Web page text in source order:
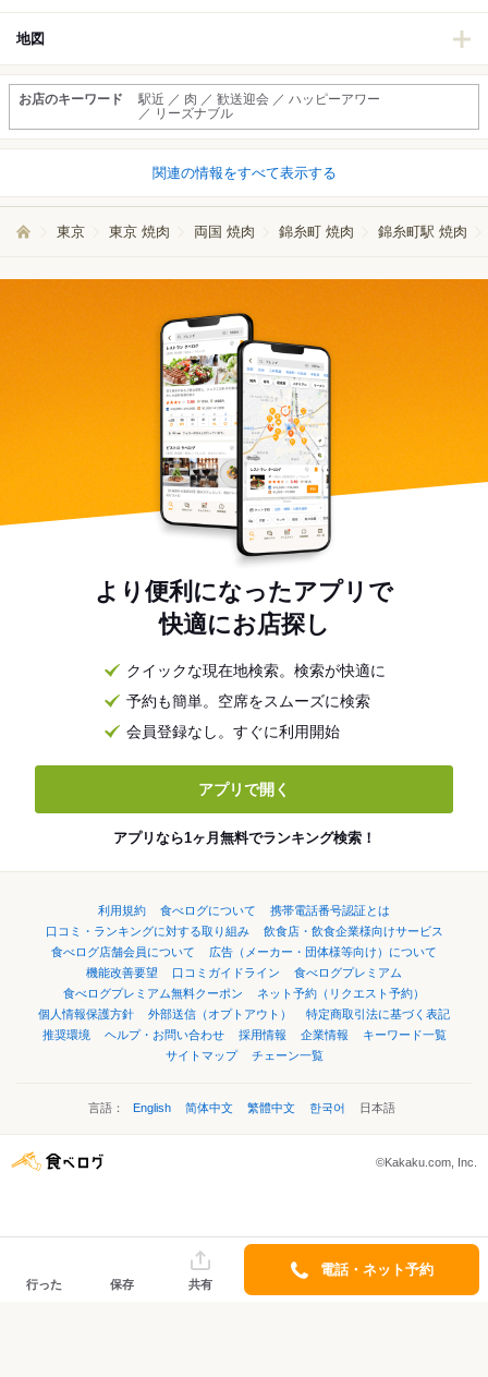
地図
お店のキーワード
駅近 ／ 肉 ／ 歓送迎会 ／ ハッピーアワー
／ リーズナブル
関連の情報をすべて表示する
東京 東京 焼肉 両国 焼肉 錦糸町 焼肉 錦糸町駅 焼肉
より便利になったアプリで
快適にお店探し
クイックな現在地検索。検索が快適に
予約も簡単。空席をスムーズに検索
会員登録なし。すぐに利用開始
アプリで開く
アプリなら1ヶ月無料でランキング検索！
利用規約 食べログについて
携帯電話番号認証とは
口コミ・ランキングに対する取り組み
飲食店・飲食企業様向けサービス
食べログ店舗会員について
広告（メーカー・団体様等向け）について
機能改善要望
口コミガイドライン
食べログプレミアム
食べログプレミアム無料クーポン
ネット予約（リクエスト予約）
個人情報保護方針
外部送信（オプトアウト）
特定商取引法に基づく表記
推奨環境
ヘルプ・お問い合わせ 採用情報 企業情報
キーワード一覧
サイトマップ
チェーン一覧
言語： English 简体中文 繁體中文 한국어 日本語
©Kakaku.com, Inc.
行った 保存 共有
電話・ネット予約